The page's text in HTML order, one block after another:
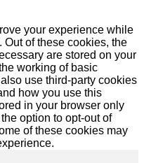
your experience while
of these cookies, the
are stored on your
working of basic
use third-party cookies
how you use this
in your browser only
option to opt-out of
of these cookies may